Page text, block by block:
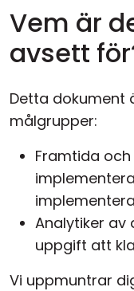
Vem är
avsett
Detta dokument
målgrupper:
Framtida
Analytiker av
uppgift att
Vi uppmuntrar